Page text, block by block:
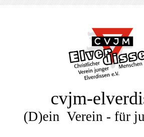
cvjm-
(D)ein Verein - für